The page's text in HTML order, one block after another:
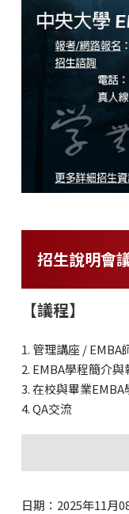
招生說明會
【議程】
1. 管理講座 / EMBA
2. EMBA學程簡介
3. 在校與畢業
4. QA交流
日期：2025年11月